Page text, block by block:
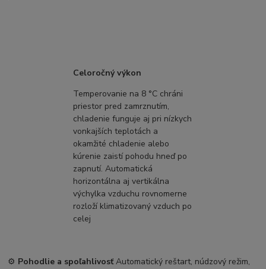
Celoročný výkon
Temperovanie na 8 °C chráni
priestor pred zamrznutím,
chladenie funguje aj pri nízkych
vonkajších teplotách a
okamžité chladenie alebo
kúrenie zaistí pohodu hneď po
zapnutí. Automatická
horizontálna aj vertikálna
výchylka vzduchu rovnomerne
rozloží klimatizovaný vzduch po
celej
⚙️ Pohodlie a spoľahlivosťAutomatický reštart, núdzový režim,